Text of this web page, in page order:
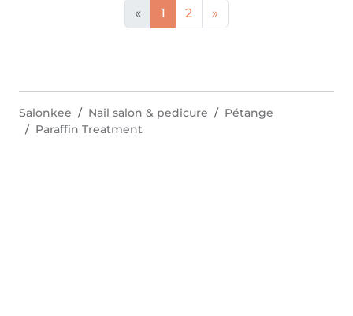
« 1 2 »
Salonkee Nail salon & pedicure
Pétange
Paraffin Treatment